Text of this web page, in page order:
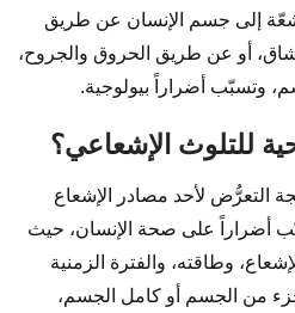
إلى جسم الإنسان عن طريق
أو عن طريق الحروق والجروح،
وتسبّب أضراراً بيولوجية.
للتلوث الإشعاعي؟
التعرُّض لأحد مصادر الإشعاع
أضراراً على صحة الإنسان، حيث
وطاقته، والفترة الزمنية
من الجسم أو كامل الجسم،